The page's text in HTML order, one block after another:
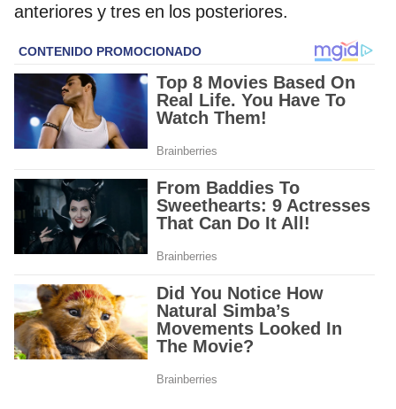
anteriores y tres en los posteriores.